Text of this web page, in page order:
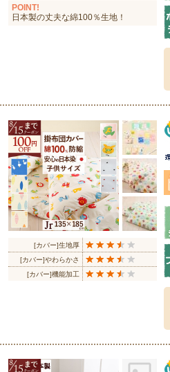
POINT!
日本製の丈夫な綿100％生地！
[カバー]生地厚
[カバー]やわらかさ
[カバー]機能加工